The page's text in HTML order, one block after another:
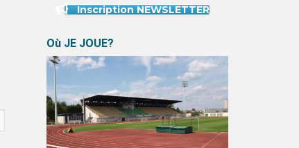
Inscription NEWSLETTER
Où JE JOUE?